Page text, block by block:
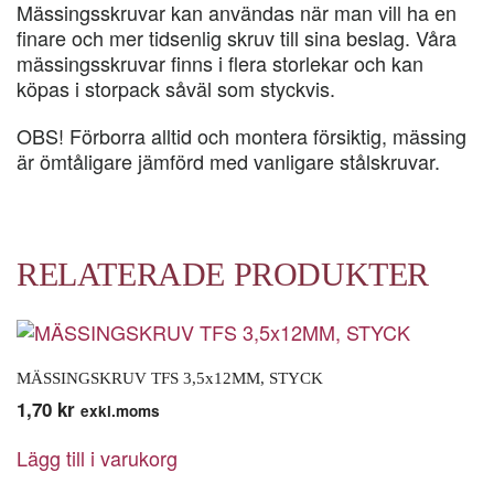
Mässingsskruvar kan användas när man vill ha en
finare och mer tidsenlig skruv till sina beslag. Våra
mässingsskruvar finns i flera storlekar och kan
köpas i storpack såväl som styckvis.
OBS! Förborra alltid och montera försiktig, mässing
är ömtåligare jämförd med vanligare stålskruvar.
RELATERADE PRODUKTER
MÄSSINGSKRUV TFS 3,5x12MM, STYCK
1,70 kr exkl.moms
Lägg till i varukorg